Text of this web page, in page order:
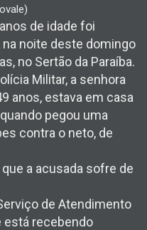
de idade foi
na noite deste domingo
no Sertão da Paraíba.
Militar, a senhora
anos, estava em casa
pegou uma
contra o neto, de
a acusada sofre de
de Atendimento
está recebendo